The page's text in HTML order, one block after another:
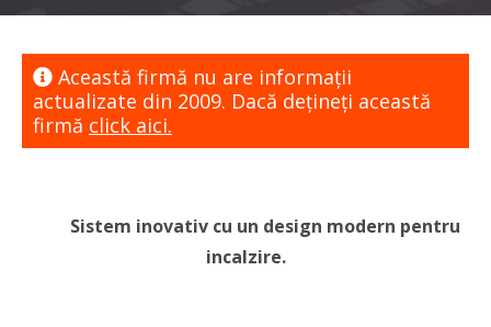
Această firmă nu are informaţii
actualizate din 2009. Dacă dețineți această
firmă click aici.
Sistem inovativ cu un design modern pentru
incalzire.